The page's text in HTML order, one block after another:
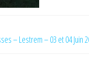
– Lestrem – 03 et 04 Juin